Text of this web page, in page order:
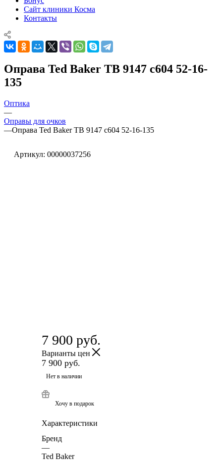
Сайт клиники Косма
Контакты
Оправа Ted Baker TB 9147 c604 52-16-
135
Оптика
—
Оправы для очков
—Оправа Ted Baker TB 9147 c604 52-16-135
Артикул: 00000037256
7 900 руб.
Варианты цен
7 900 руб.
Нет в наличии
Хочу в подарок
Характеристики
Бренд
—
Ted Baker